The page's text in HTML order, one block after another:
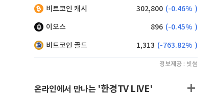
비트코인 캐시 302,800 (-0.46% )
이오스 896 (-0.45% )
비트코인 골드 1,313 (-763.82% )
정보제공 : 빗썸
온라인에서 만나는 '한경TV LIVE'